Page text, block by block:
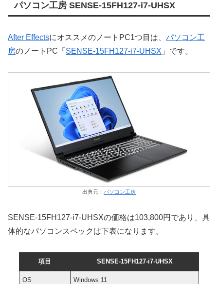
パソコン工房 SENSE-15FH127-i7-UHSX
After EffectsにオススメのノートPC1つ目は、 パソコン工
房のノートPC「 SENSE-15FH127-i7-UHSX 」です。
出典元： パソコン工房
SENSE-15FH127-i7-UHSXの価格は103,800円であり、具
体的なパソコンスペックは下表になります。
項目 SENSE-15FH127-i7-UHSX
OS Windows 11